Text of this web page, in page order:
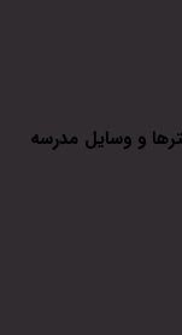
و وسایل مدرسه